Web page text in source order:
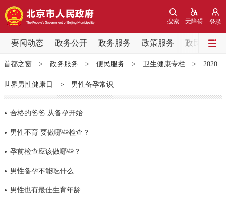
登录
无障碍
搜索
要闻动态 政务公开 政务服务 政策服务 政民互动
要闻动态
党中央精神 国务院信息 中央部委动态
北京要闻 会议信息 部门动态
各区热点
政务公开
首都之窗> 政务服务 > 便民服务 > 卫生健康专栏> 2020
世界男性健康日 > 男性备孕常识
合格的爸爸 从备孕开始
男性不育 要做哪些检查？
孕前检查应该做哪些？
男性备孕不能吃什么
男性也有最佳生育年龄